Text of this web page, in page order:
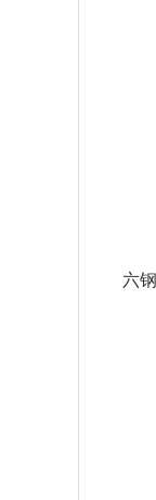
六